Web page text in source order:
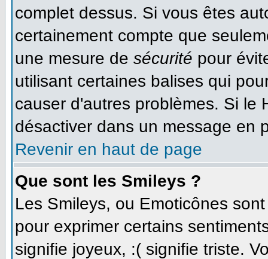
complet dessus. Si vous êtes
certainement compte que
une mesure de sécurité pour
utilisant certaines balises qui
causer d'autres problèmes. Si le
désactiver dans un message en
Revenir en haut de page
Que sont les Smileys ?
Les Smileys, ou Emoticônes
pour exprimer certains
signifie joyeux, :( signifie triste.